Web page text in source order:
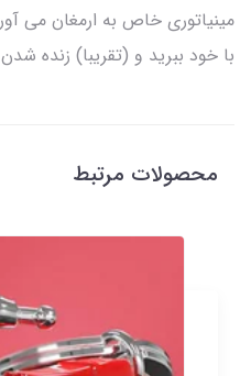
مینیاتوری خاص به ارمغان می
با خود ببرید و (تقریبا) زنده شدن
محصولات مرتبط